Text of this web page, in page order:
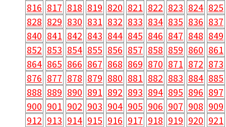
816 817 818 819 820 821 822 823 824 825
828 829 830 831 832 833 834 835 836 837
840 841 842 843 844 845 846 847 848 849
852 853 854 855 856 857 858 859 860 861
864 865 866 867 868 869 870 871 872 873
876 877 878 879 880 881 882 883 884 885
888 889 890 891 892 893 894 895 896 897
900 901 902 903 904 905 906 907 908 909
912 913 914 915 916 917 918 919 920 921